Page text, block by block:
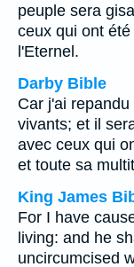
peuple sera
ceux qui ont
l'Eternel.
Darby Bible
Car j'ai
vivants; et il
avec ceux qui
et toute sa
King James
For I have
living: and he
uncircumcised